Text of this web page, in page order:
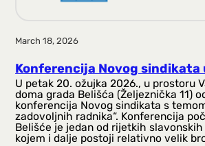
March 18, 2026
Konferencija Novog sindikata
U petak 20. ožujka 2026., u prostoru
doma grada Belišća (Željeznička 11)
konferencija Novog sindikata s
zadovoljnih radnika“. Konferencija
Belišće je jedan od rijetkih
kojem i dalje postoji relativno velik